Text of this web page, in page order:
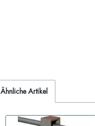
Ähnliche Artikel